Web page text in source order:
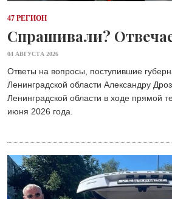
47 РЕГИОН
Спрашивали?
04 АВГУСТА 2026
Ответы на вопросы, поступившие
Ленинградской области Александру
Ленинградской области в ходе прямой
июня 2026 года.